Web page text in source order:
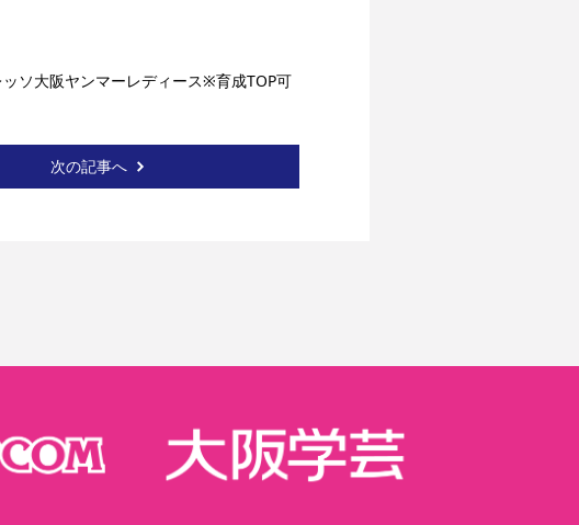
ソ大阪ヤンマーレディース※育成TOP可
次の記事へ